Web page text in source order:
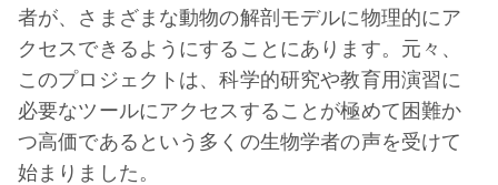
者が、さまざまな動物の解剖モデルに物理的にア
クセスできるようにすることにあります。元々、
このプロジェクトは、科学的研究や教育用演習に
必要なツールにアクセスすることが極めて困難か
つ高価であるという多くの生物学者の声を受けて
始まりました。